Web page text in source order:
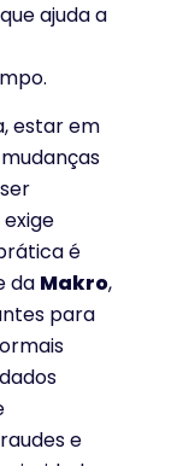
ajuda a
estar em
é
da Makro,
para
e